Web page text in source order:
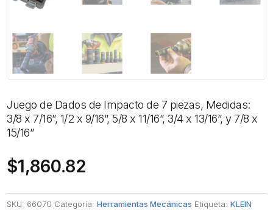
Juego de Dados de Impacto de 7 piezas, Medidas:
3/8 x 7/16”, 1/2 x 9/16”, 5/8 x 11/16”, 3/4 x 13/16”, y 7/8 x
15/16”
$1,860.82
SKU: 66070 Categoría:Herramientas Mecánicas Etiqueta:KLEIN